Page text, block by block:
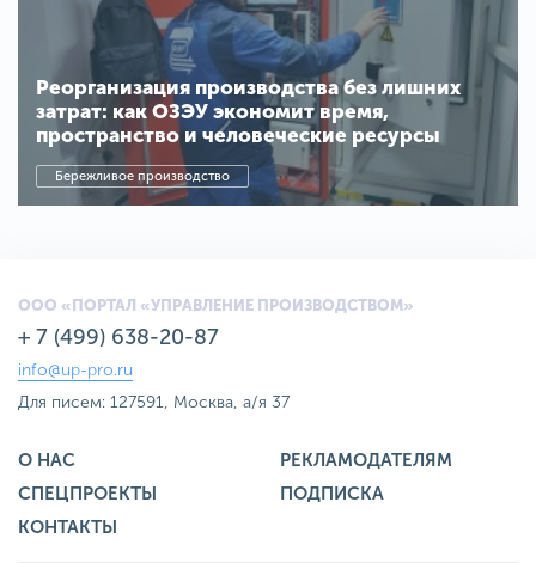
Реорганизация производства без лишних
затрат: как ОЗЭУ экономит время,
пространство и человеческие ресурсы
Бережливое производство
ООО «ПОРТАЛ «УПРАВЛЕНИЕ ПРОИЗВОДСТВОМ»
+ 7 (499) 638-20-87
info@up-pro.ru
Для писем: 127591, Москва, а/я 37
О НАС
РЕКЛАМОДАТЕЛЯМ
СПЕЦПРОЕКТЫ
ПОДПИСКА
КОНТАКТЫ